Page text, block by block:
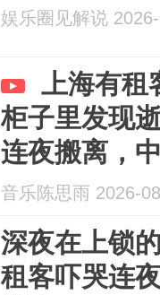
娱乐圈见解说
上海有租
柜子里发现
连夜搬离，
音乐陈思雨 2026-
深夜在上锁
租客吓哭连